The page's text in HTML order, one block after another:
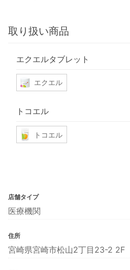
取り扱い商品
エクエルタブレット
エクエル
トコエル
トコエル
店舗タイプ
医療機関
住所
宮崎県宮崎市松山2丁目23-2 2F